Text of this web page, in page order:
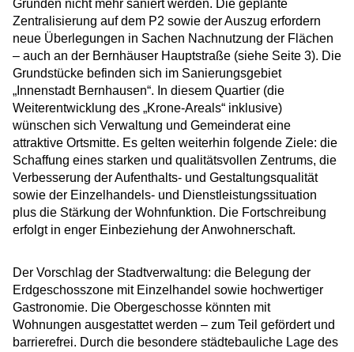
Gründen nicht mehr saniert werden. Die geplante
Zentralisierung auf dem P2 sowie der Auszug erfordern
neue Überlegungen in Sachen Nachnutzung der Flächen
– auch an der Bernhäuser Hauptstraße (siehe Seite 3). Die
Grundstücke befinden sich im Sanierungsgebiet
„Innenstadt Bernhausen“. In diesem Quartier (die
Weiterentwicklung des „Krone-Areals“ inklusive)
wünschen sich Verwaltung und Gemeinderat eine
attraktive Ortsmitte. Es gelten weiterhin folgende Ziele: die
Schaffung eines starken und qualitätsvollen Zentrums, die
Verbesserung der Aufenthalts- und Gestaltungsqualität
sowie der Einzelhandels- und Dienstleistungssituation
plus die Stärkung der Wohnfunktion. Die Fortschreibung
erfolgt in enger Einbeziehung der Anwohnerschaft.
Der Vorschlag der Stadtverwaltung: die Belegung der
Erdgeschosszone mit Einzelhandel sowie hochwertiger
Gastronomie. Die Obergeschosse könnten mit
Wohnungen ausgestattet werden – zum Teil gefördert und
barrierefrei. Durch die besondere städtebauliche Lage des